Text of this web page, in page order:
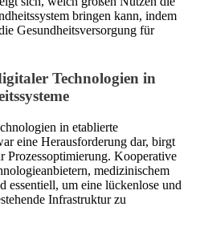
bringen kann, indem
Gesundheitsversorgung für
Technologien in
in etablierte
eine Herausforderung dar, birgt
Prozessoptimierung. Kooperative
medizinischem
essentiell, um eine lückenlose und
Infrastruktur zu